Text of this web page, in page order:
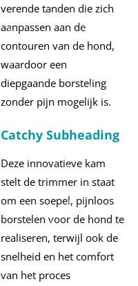
verende tanden die zich
aanpassen aan de
contouren van de hond,
waardoor een
diepgaande borsteling
zonder pijn mogelijk is.
Catchy Subheading
Deze innovatieve kam
stelt de trimmer in staat
om een soepel, pijnloos
borstelen voor de hond te
realiseren, terwijl ook de
snelheid en het comfort
van het proces